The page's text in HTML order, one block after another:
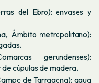
del Ebro): envases y
Ámbito metropolitano):
gerundenses):
cúpulas de madera.
de Tarragona): agua